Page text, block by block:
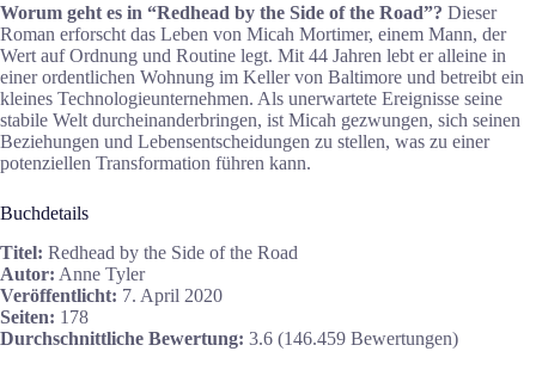
Worum geht es in “Redhead by the Side of the Road”? Dieser
Roman erforscht das Leben von Micah Mortimer, einem Mann, der
Wert auf Ordnung und Routine legt. Mit 44 Jahren lebt er alleine in
einer ordentlichen Wohnung im Keller von Baltimore und betreibt ein
kleines Technologieunternehmen. Als unerwartete Ereignisse seine
stabile Welt durcheinanderbringen, ist Micah gezwungen, sich seinen
Beziehungen und Lebensentscheidungen zu stellen, was zu einer
potenziellen Transformation führen kann.
Buchdetails
Titel: Redhead by the Side of the Road
Autor: Anne Tyler
Veröffentlicht: 7. April 2020
Seiten: 178
Durchschnittliche Bewertung: 3.6 (146.459 Bewertungen)